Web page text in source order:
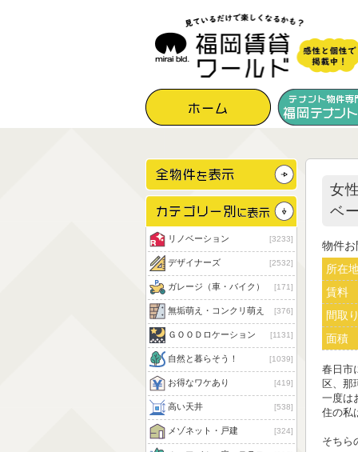
リノベーション 3233
デザイナーズ 2532
ガレージ（車・バイク） 171
無垢萌え・コンクリ萌え 376
ＧＯＯＤロケーション 1131
自然と暮らそう！ 1039
お得なワケあり 419
高い天井 538
メゾネット・戸建 324
女
ベ
物件
所在
賃料
間取
面積
春日市
区、那
一度は
住の私
そちら